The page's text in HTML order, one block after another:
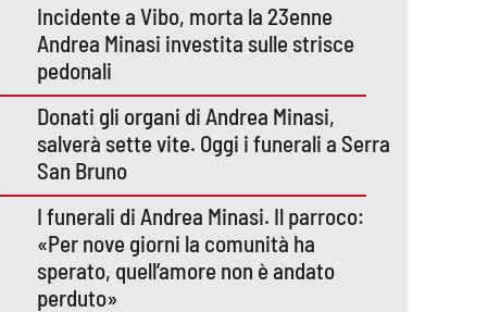
Incidente a Vibo, morta la 23enne
Andrea Minasi investita sulle strisce
pedonali
Donati gli organi di Andrea Minasi,
salverà sette vite. Oggi i funerali a Serra
San Bruno
I funerali di Andrea Minasi. Il parroco:
«Per nove giorni la comunità ha
sperato, quell’amore non è andato
perduto»